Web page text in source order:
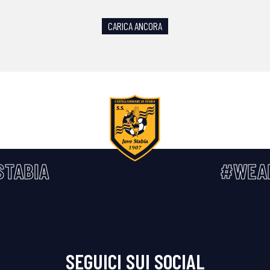
CARICA ANCORA
SEGUICI SUI SOCIAL